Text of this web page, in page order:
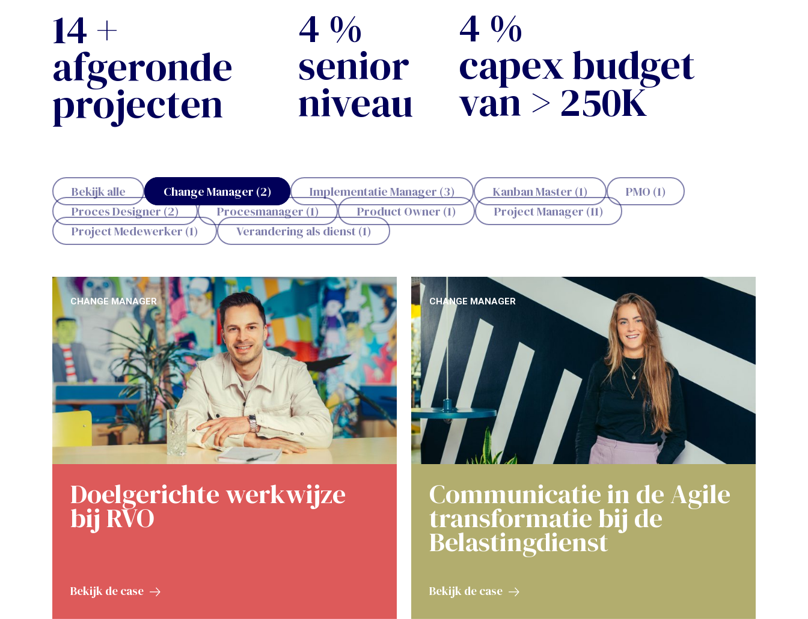
19 +
afgeronde
projecten
5 %
senior
niveau
5 %
capex budget
van > 250K
Bekijk alle Change Manager (2) Implementatie Manager (3) Kanban Master (1)
PMO (1)
Proces Designer (2)
Procesmanager (1) Product Owner (1)
Project Manager (11)
Project Medewerker (1)
Verandering als dienst (1)
CHANGE MANAGER
Doelgerichte werkwijze
bij RVO
Bekijk de case
CHANGE MANAGER
Communicatie in de Agile
transformatie bij de
Belastingdienst
Bekijk de case